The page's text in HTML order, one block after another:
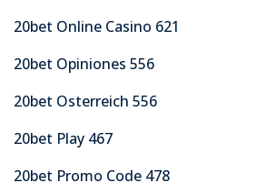
20bet Online Casino 621
20bet Opiniones 556
20bet Osterreich 556
20bet Play 467
20bet Promo Code 478